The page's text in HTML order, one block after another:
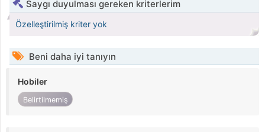
Saygı duyulması gereken kriterlerim
Özelleştirilmiş kriter yok
Beni daha iyi tanıyın
Hobiler
Belirtilmemiş